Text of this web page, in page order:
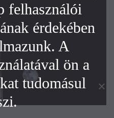
felhasználói
érdekében
A
ön a
tudomásul